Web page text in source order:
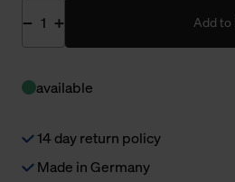
Add to
available
14 day return policy
Made in Germany